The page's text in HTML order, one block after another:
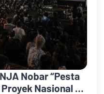
Nobar “Pesta
Nasional di